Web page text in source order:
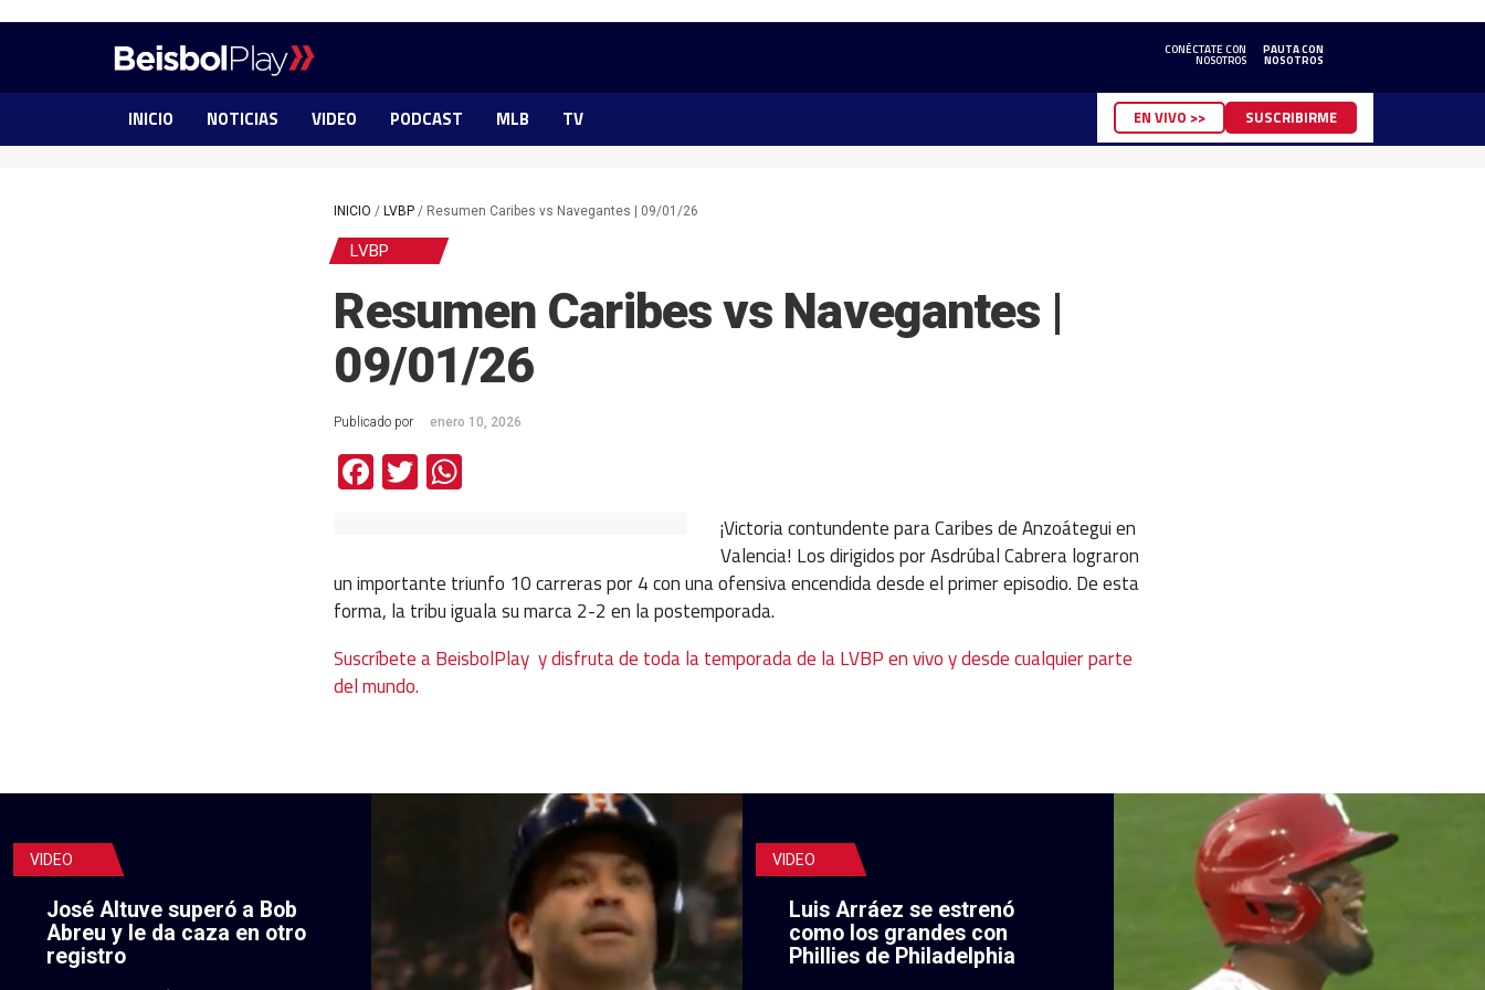
CONÉCTATE CON
NOSOTROS
PAUTA CON
NOSOTROS
INICIO NOTICIAS VIDEO PODCAST MLB TV EN VIVO >> SUSCRIBIRME
INICIO / LVBP / Resumen Caribes vs Navegantes | 09/01/26
LVBP
Resumen Caribes vs Navegantes |
09/01/26
Publicado por enero 10, 2026
Facebook
Twitter
¡Victoria contundente para Caribes de Anzoátegui en
Valencia! Los dirigidos por Asdrúbal Cabrera lograron
un importante triunfo 10 carreras por 4 con una ofensiva encendida desde el primer episodio. De esta
forma, la tribu iguala su marca 2-2 en la postemporada.
Suscríbete a BeisbolPlay y disfruta de toda la temporada de la LVBP en vivo y desde cualquier parte
del mundo.
VIDEO
José Altuve superó a Bob
Abreu y le da caza en otro
registro
VIDEO
Luis Arráez se estrenó
como los grandes con
Phillies de Philadelphia